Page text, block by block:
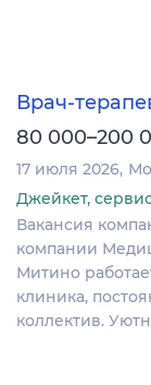
Врач-
80 000–200
17 июля 2026
Джейкет,
Вакансия
компании
Митино
клиника,
коллектив.